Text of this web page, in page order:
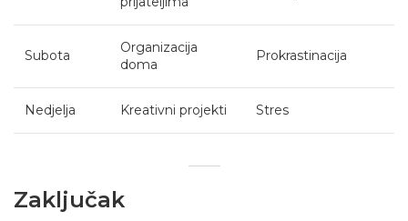
Subota
Organizacija
doma
Prokrastinacija
Nedjelja Kreativni projekti Stres
Zaključak